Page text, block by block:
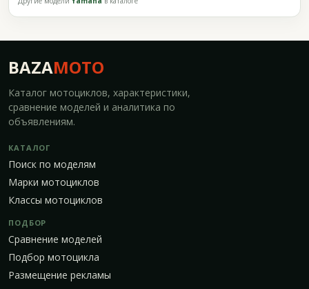
BAZAMOTO
Каталог мотоциклов, характеристики,
сравнение моделей и аналитика по
объявлениям.
КАТАЛОГ
Поиск по моделям
Марки мотоциклов
Классы мотоциклов
ПОДБОР
Сравнение моделей
Подбор мотоцикла
Размещение рекламы